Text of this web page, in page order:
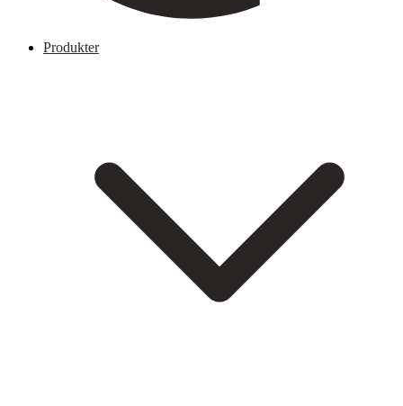
Produkter